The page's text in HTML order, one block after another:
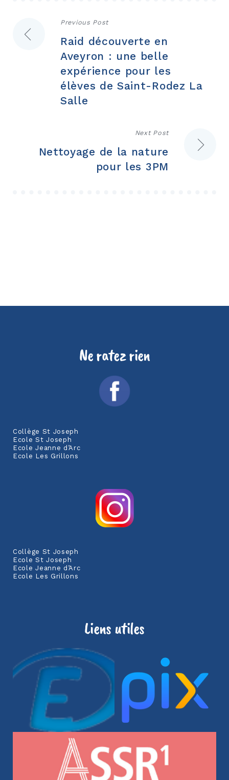
NavigationPrevious Post
Raid découverte en
Aveyron : une belle
expérience pour les
élèves de Saint-Rodez La
Salle
Next Post
Nettoyage de la nature
pour les 3PM
Ne ratez rien
Collège St Joseph
Ecole St Joseph
Ecole Jeanne d’Arc
Ecole Les Grillons
Collège St Joseph
Ecole St Joseph
Ecole Jeanne d’Arc
Ecole Les Grillons
Liens utiles